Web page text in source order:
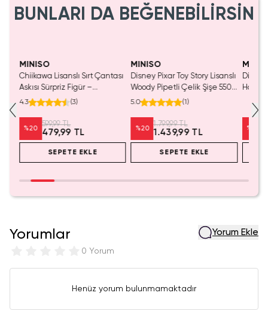
BUNLARI DA BEĞENEBİLİRSİN
MINISO
Chiikawa Lisanslı Sırt Çantası
Askısı Sürpriz Figür –
Koleksiyonluk Blind Box
4.3 (3)
%20
599,99 TL
479,99 TL
SEPETE EKLE
MINISO
Disney Pixar Toy Story Lisanslı
Woody Pipetli Çelik Şişe 550
mL – Saplı Tasarım
5.0 (1)
%20
1.799,99 TL
1.439,99 TL
SEPETE EKLE
Disney
%
Yorumlar
0 Yorum
Yorum Ekle
Henüz yorum bulunmamaktadır